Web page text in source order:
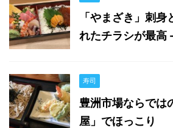
「やまざき」刺
れたチラシが最高
寿司
豊洲市場ならでは
屋」でほっこり